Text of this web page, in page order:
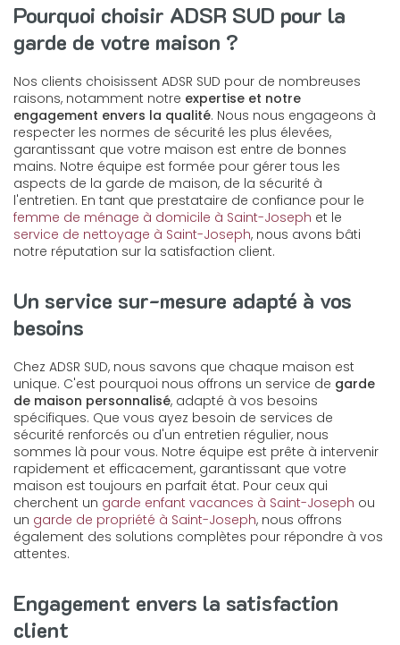
Pourquoi choisir ADSR SUD pour la
garde de votre maison ?
Nos clients choisissent ADSR SUD pour de nombreuses
raisons, notamment notre expertise et notre
engagement envers la qualité. Nous nous engageons à
respecter les normes de sécurité les plus élevées,
garantissant que votre maison est entre de bonnes
mains. Notre équipe est formée pour gérer tous les
aspects de la garde de maison, de la sécurité à
l'entretien. En tant que prestataire de confiance pour le
femme de ménage à domicile à Saint-Joseph et le
service de nettoyage à Saint-Joseph, nous avons bâti
notre réputation sur la satisfaction client.
Un service sur-mesure adapté à vos
besoins
Chez ADSR SUD, nous savons que chaque maison est
unique. C'est pourquoi nous offrons un service de garde
de maison personnalisé, adapté à vos besoins
spécifiques. Que vous ayez besoin de services de
sécurité renforcés ou d'un entretien régulier, nous
sommes là pour vous. Notre équipe est prête à intervenir
rapidement et efficacement, garantissant que votre
maison est toujours en parfait état. Pour ceux qui
cherchent un garde enfant vacances à Saint-Joseph ou
un garde de propriété à Saint-Joseph, nous offrons
également des solutions complètes pour répondre à vos
attentes.
Engagement envers la satisfaction
client